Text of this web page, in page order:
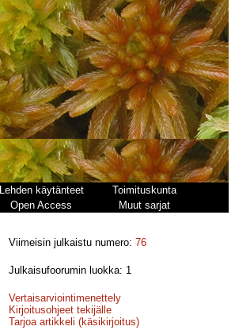
Lehden käytänteet
Toimituskunta
Open Access Muut sarjat
Viimeisin julkaistu numero:76
Julkaisufoorumin luokka: 1
Vertaisarviointimenettely
Kirjoitusohjeet tekijälle
Tarjoa artikkeli (käsikirjoitus)